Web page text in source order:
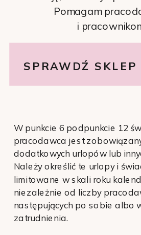
W punkcie 6 podpunkcie 12
pracodawca jest
dodatkowych urlopów lub
Należy określić te urlopy i
limitowane w skali roku
niezależnie od liczby
następujących po sobie albo
zatrudnienia.
Pomagam
i
SPRAWDŹ SKLEP